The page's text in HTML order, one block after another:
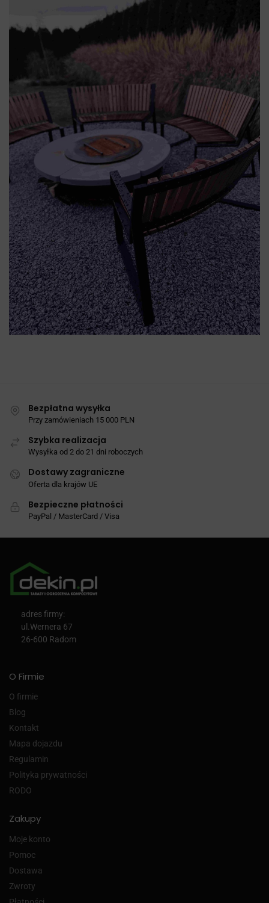
Bezpłatna wysyłka
Przy zamówieniach 15 000 PLN
Szybka realizacja
Wysyłka od 2 do 21 dni roboczych
Dostawy zagraniczne
Oferta dla krajów UE
Bezpieczne płatności
PayPal / MasterCard / Visa
adres firmy:
ul.Wernera 67
26-600 Radom
O Firmie
O firmie
Blog
Kontakt
Mapa dojazdu
Regulamin
Polityka prywatności
RODO
Zakupy
Moje konto
Pomoc
Dostawa
Zwroty